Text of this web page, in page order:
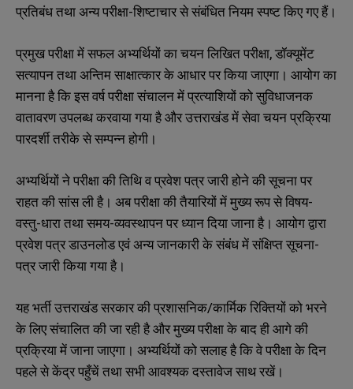
प्रतिबंध तथा अन्य परीक्षा-शिष्टाचार से संबंधित नियम स्पष्ट किए गए हैं।
प्रमुख परीक्षा में सफल अभ्यर्थियों का चयन लिखित परीक्षा, डॉक्यूमेंट
सत्यापन तथा अन्तिम साक्षात्कार के आधार पर किया जाएगा। आयोग का
मानना है कि इस वर्ष परीक्षा संचालन में प्रत्याशियों को सुविधाजनक
वातावरण उपलब्ध करवाया गया है और उत्तराखंड में सेवा चयन प्रक्रिया
पारदर्शी तरीके से सम्पन्न होगी।
अभ्यर्थियों ने परीक्षा की तिथि व प्रवेश पत्र जारी होने की सूचना पर
राहत की सांस ली है। अब परीक्षा की तैयारियों में मुख्य रूप से विषय-
वस्तु-धारा तथा समय-व्यवस्थापन पर ध्यान दिया जाना है। आयोग द्वारा
प्रवेश पत्र डाउनलोड एवं अन्य जानकारी के संबंध में संक्षिप्त सूचना-
पत्र जारी किया गया है।
यह भर्ती उत्तराखंड सरकार की प्रशासनिक/कार्मिक रिक्तियों को भरने
के लिए संचालित की जा रही है और मुख्य परीक्षा के बाद ही आगे की
प्रक्रिया में जाना जाएगा। अभ्यर्थियों को सलाह है कि वे परीक्षा के दिन
पहले से केंद्र पहुँचें तथा सभी आवश्यक दस्तावेज साथ रखें।